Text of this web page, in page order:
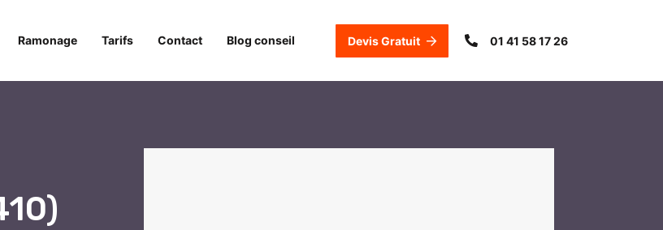
Ramonage Tarifs Contact Blog conseil Devis Gratuit 01 41 58 17 26